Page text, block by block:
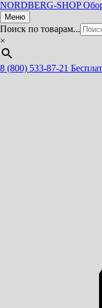
NORDBERG-SHOP
Меню
Поиск по товарам...
×
8 (800) 533-87-21